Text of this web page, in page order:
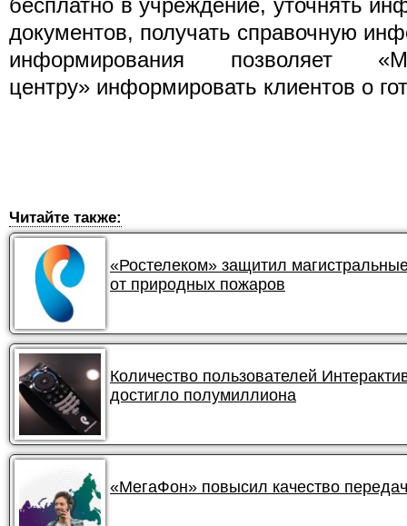
бесплатно в учреждение, уточнять
документов, получать справочную
информирования позволяет
центру» информировать клиентов о
Читайте также:
«Ростелеком» защитил
от природных пожаров
Количество пользователей
достигло полумиллиона
«МегаФон» повысил качество